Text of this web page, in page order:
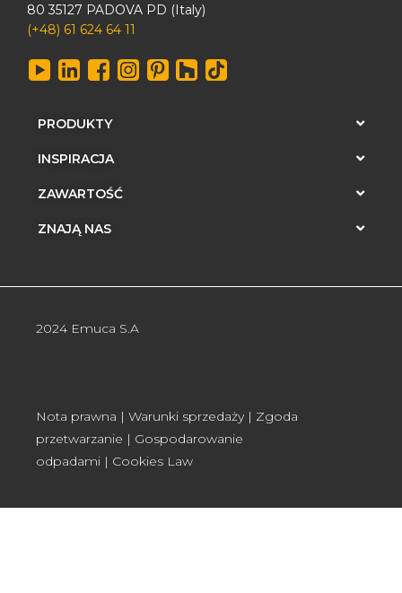
80 35127 PADOVA PD (Italy)
(+48) 61 624 64 11
PRODUKTY
INSPIRACJA
ZAWARTOŚĆ
ZNAJĄ NAS
2024 Emuca S.A
Nota prawna | Warunki sprzedaży| Zgoda
przetwarzanie | Gospodarowanie
odpadami | Cookies Law